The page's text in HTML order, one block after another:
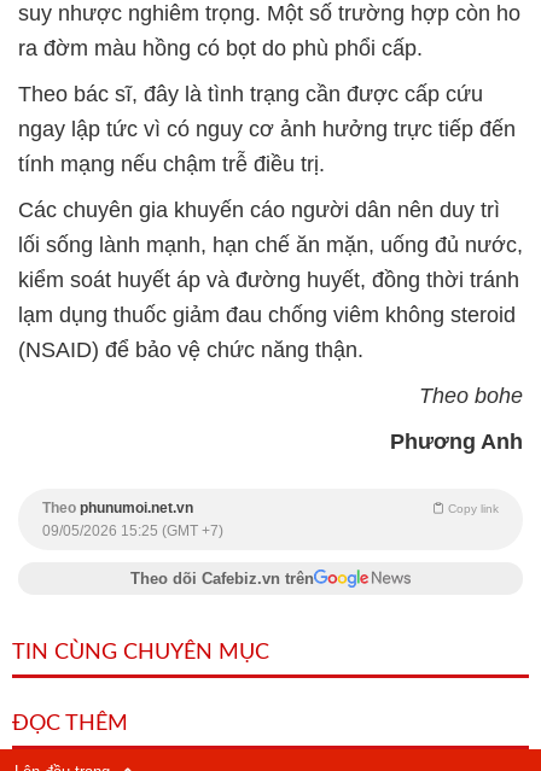
suy nhược nghiêm trọng. Một số trường hợp còn ho
ra đờm màu hồng có bọt do phù phổi cấp.
Theo bác sĩ, đây là tình trạng cần được cấp cứu
ngay lập tức vì có nguy cơ ảnh hưởng trực tiếp đến
tính mạng nếu chậm trễ điều trị.
Các chuyên gia khuyến cáo người dân nên duy trì
lối sống lành mạnh, hạn chế ăn mặn, uống đủ nước,
kiểm soát huyết áp và đường huyết, đồng thời tránh
lạm dụng thuốc giảm đau chống viêm không steroid
(NSAID) để bảo vệ chức năng thận.
Theo bohe
Phương Anh
Theo phunumoi.net.vn Copy link
09/05/2026 15:25 (GMT +7)
Theo dõi Cafebiz.vn trên
TIN CÙNG CHUYÊN MỤC
ĐỌC THÊM